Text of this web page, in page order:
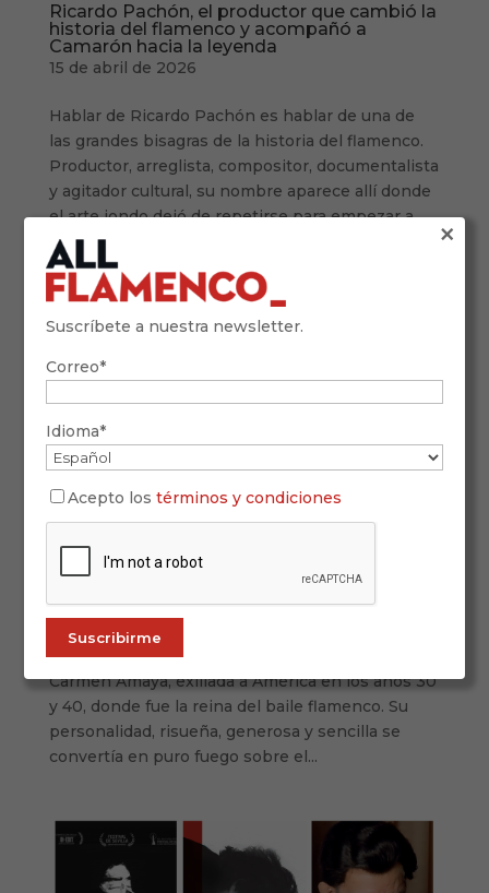
Ricardo Pachón, el productor que cambió la
historia del flamenco y acompañó a
Camarón hacia la leyenda
15 de abril de 2026
Hablar de Ricardo Pachón es hablar de una de
las grandes bisagras de la historia del flamenco.
Productor, arreglista, compositor, documentalista
y agitador cultural, su nombre aparece allí donde
el arte jondo dejó de repetirse para empezar a
dialogar con su tiempo....
Carmen Amaya: de la miseria a Hollywood
6 de marzo de 2026
VER DOCUMENTAL Con permiso de Rocío
Jurado, “la más grande” bien podría ser la bailaora
Carmen Amaya, exiliada a América en los años 30
y 40, donde fue la reina del baile flamenco. Su
personalidad, risueña, generosa y sencilla se
convertía en puro fuego sobre el...
Suscríbete a nuestra newsletter.
Correo*
Idioma*
Acepto lostérminos y condiciones
×